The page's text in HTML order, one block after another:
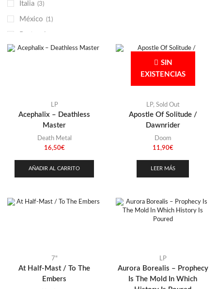
Sludge (35)
Italia (3)
México (1)
Portugal
República Checa (1)
LP
Acephalix – Deathless
Master
Death Metal
16,50€
AÑADIR AL CARRITO
SIN
EXISTENCIAS
LP, Sold Out
Apostle Of Solitude /
Dawnrider
Doom
11,90€
LEER MÁS
7"
At Half-Mast / To The
Embers
LP
Aurora Borealis – Prophecy
Is The Mold In Which